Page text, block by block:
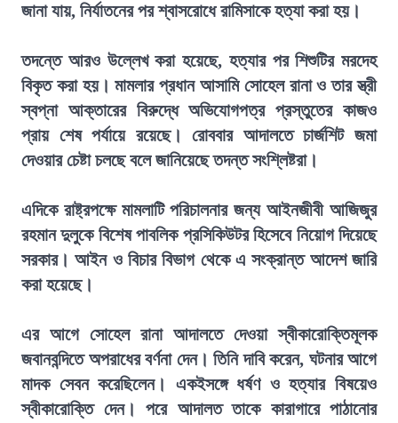
জানা যায়, নির্যাতনের পর শ্বাসরোধে রামিসাকে হত্যা করা হয়।
তদন্তে আরও উল্লেখ করা হয়েছে, হত্যার পর শিশুটির মরদেহ
বিকৃত করা হয়। মামলার প্রধান আসামি সোহেল রানা ও তার স্ত্রী
স্বপ্না আক্তারের বিরুদ্ধে অভিযোগপত্র প্রস্তুতের কাজও
প্রায় শেষ পর্যায়ে রয়েছে। রোববার আদালতে চার্জশিট জমা
দেওয়ার চেষ্টা চলছে বলে জানিয়েছে তদন্ত সংশ্লিষ্টরা।
এদিকে রাষ্ট্রপক্ষে মামলাটি পরিচালনার জন্য আইনজীবী আজিজুর
রহমান দুলুকে বিশেষ পাবলিক প্রসিকিউটর হিসেবে নিয়োগ দিয়েছে
সরকার। আইন ও বিচার বিভাগ থেকে এ সংক্রান্ত আদেশ জারি
করা হয়েছে।
এর আগে সোহেল রানা আদালতে দেওয়া স্বীকারোক্তিমূলক
জবানবন্দিতে অপরাধের বর্ণনা দেন। তিনি দাবি করেন, ঘটনার আগে
মাদক সেবন করেছিলেন। একইসঙ্গে ধর্ষণ ও হত্যার বিষয়েও
স্বীকারোক্তি দেন। পরে আদালত তাকে কারাগারে পাঠানোর